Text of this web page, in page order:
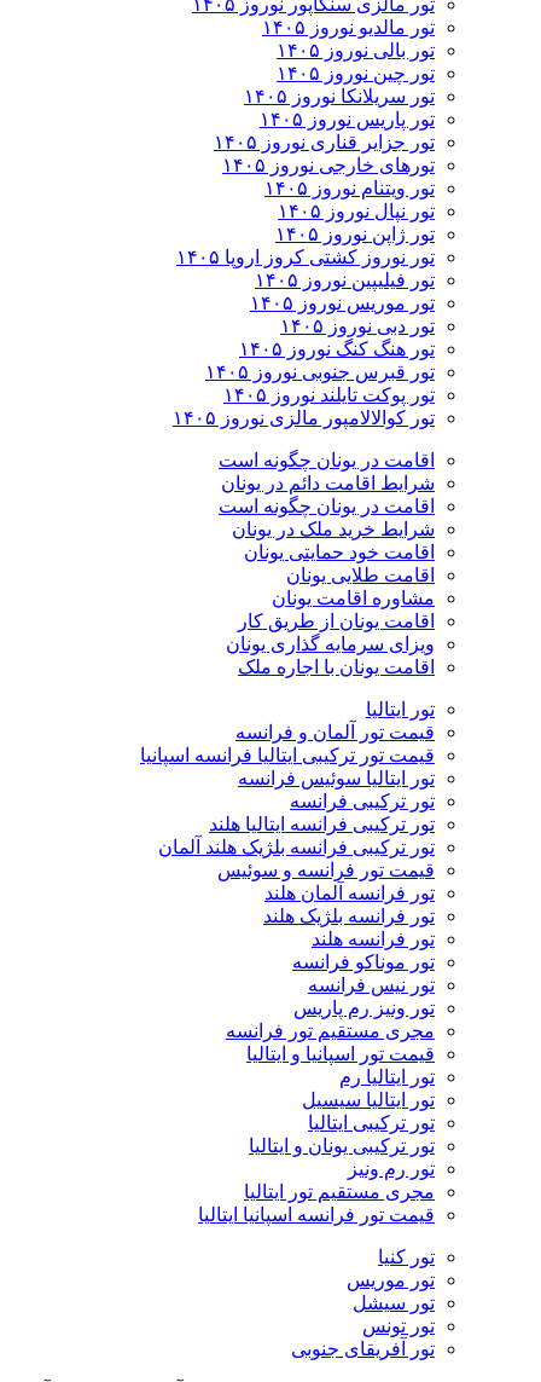
تور مالدیو نوروز ۱۴۰۵
تور بالی نوروز ۱۴۰۵
تور چين نوروز ۱۴۰۵
تور سریلانکا نوروز ۱۴۰۵
تور پاریس نوروز ۱۴۰۵
تور جزایر قناری نوروز ۱۴۰۵
تورهای خارجی نوروز ۱۴۰۵
تور ویتنام نوروز ۱۴۰۵
تور نپال نوروز ۱۴۰۵
تور ژاپن نوروز ۱۴۰۵
تور نوروز کشتی کروز اروپا ۱۴۰۵
تور فیلیپین نوروز ۱۴۰۵
تور موریس نوروز ۱۴۰۵
تور دبی نوروز ۱۴۰۵
تور هنگ کنگ نوروز ۱۴۰۵
تور قبرس جنوبی نوروز ۱۴۰۵
تور پوکت تایلند نوروز ۱۴۰۵
تور کوالالامپور مالزی نوروز ۱۴۰۵
اقامت در یونان چگونه است
شرایط اقامت دائم در یونان
اقامت در یونان چگونه است
شرایط خرید ملک در یونان
اقامت خود حمایتی یونان
اقامت طلایی یونان
مشاوره اقامت یونان
اقامت یونان از طریق کار
ویزای سرمایه گذاری یونان
اقامت یونان با اجاره ملک
تور ایتالیا
قیمت تور آلمان و فرانسه
قیمت تور ترکیبی ایتالیا فرانسه اسپانیا
تور ایتالیا سوئیس فرانسه
تور ترکیبی فرانسه
تور ترکیبی فرانسه ایتالیا هلند
تور ترکیبی فرانسه بلژیک هلند آلمان
قیمت تور فرانسه و سوئیس
تور فرانسه آلمان هلند
تور فرانسه بلژیک هلند
تور فرانسه هلند
تور موناکو فرانسه
تور نیس فرانسه
تور ونیز رم پاریس
مجری مستقیم تور فرانسه
قیمت تور اسپانیا و ایتالیا
تور ایتالیا رم
تور ایتالیا سیسیل
تور ترکیبی ایتالیا
تور ترکیبی یونان و ایتالیا
تور رم ونیز
مجری مستقیم تور ایتالیا
قیمت تور فرانسه اسپانیا ایتالیا
تور کنیا
تور موریس
تور سیشل
تور تونس
تور آفریقای جنوبی